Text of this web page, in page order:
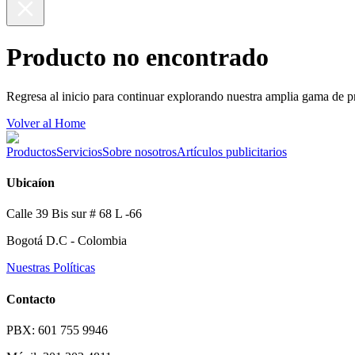
Producto no encontrado
Regresa al inicio para continuar explorando nuestra amplia gama de
Volver al Home
ProductosServiciosSobre nosotrosArtículos publicitarios
Ubicaíon
Calle 39 Bis sur # 68 L -66
Bogotá D.C - Colombia
Nuestras Políticas
Contacto
PBX: 601 755 9946